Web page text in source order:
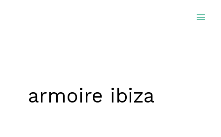
armoire ibiza